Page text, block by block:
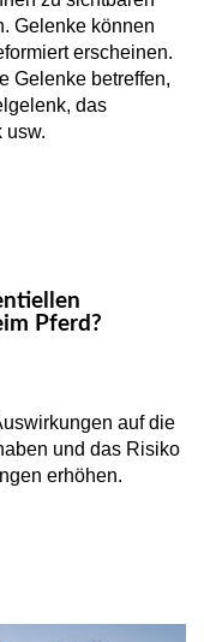
Gelenke können
erscheinen.
Gelenke betreffen,
das
usw.
Pferd?
auf die
und das Risiko
erhöhen.